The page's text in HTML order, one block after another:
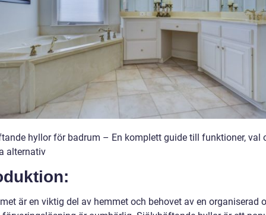
hyllor för badrum – En komplett guide till funktioner, val
alternativ
är en viktig del av hemmet och behovet av en organiserad